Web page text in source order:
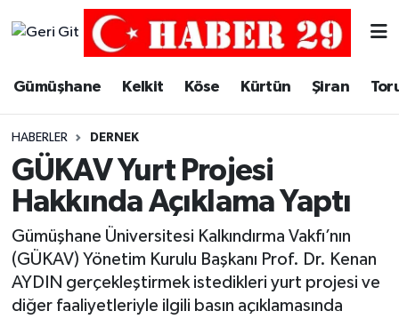
Gümüşhane Kelkit Köse Kürtün Şiran
HABERLER DERNEK
GÜKAV Yurt Projesi
Hakkında Açıklama Yaptı
Gümüşhane Üniversitesi Kalkındırma Vakfı’nın
(GÜKAV) Yönetim Kurulu Başkanı Prof. Dr. Kenan
AYDIN gerçekleştirmek istedikleri yurt projesi ve
diğer faaliyetleriyle ilgili basın açıklamasında
Merkez Trafik Yoğunluk Haritası
Süper Lig Puan Durumu ve Fikstür
Tüm Manşetler
Son Dakika Haberleri
Haber Arşivi